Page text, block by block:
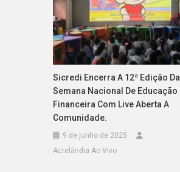
Sicredi Encerra A 12ª Edição Da
Semana Nacional De Educação
Financeira Com Live Aberta A
Comunidade.
9 de junho de 2025
Acrelândia Ao Vivo